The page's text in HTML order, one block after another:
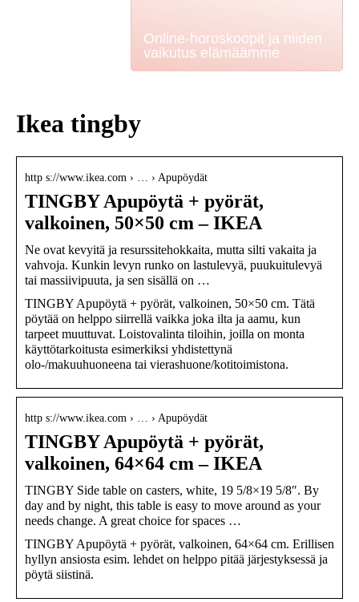
Online-horoskoopit ja niiden
vaikutus elämäämme
Ikea tingby
http s://www.ikea.com › … › Apupöydät
TINGBY Apupöytä + pyörät,
valkoinen, 50×50 cm – IKEA
Ne ovat kevyitä ja resurssitehokkaita, mutta silti vakaita ja
vahvoja. Kunkin levyn runko on lastulevyä, puukuitulevyä
tai massiivipuuta, ja sen sisällä on …
TINGBY Apupöytä + pyörät, valkoinen, 50×50 cm. Tätä
pöytää on helppo siirrellä vaikka joka ilta ja aamu, kun
tarpeet muuttuvat. Loistovalinta tiloihin, joilla on monta
käyttötarkoitusta esimerkiksi yhdistettynä
olo-/makuuhuoneena tai vierashuone/kotitoimistona.
http s://www.ikea.com › … › Apupöydät
TINGBY Apupöytä + pyörät,
valkoinen, 64×64 cm – IKEA
TINGBY Side table on casters, white, 19 5/8×19 5/8″. By
day and by night, this table is easy to move around as your
needs change. A great choice for spaces …
TINGBY Apupöytä + pyörät, valkoinen, 64×64 cm. Erillisen
hyllyn ansiosta esim. lehdet on helppo pitää järjestyksessä ja
pöytä siistinä.